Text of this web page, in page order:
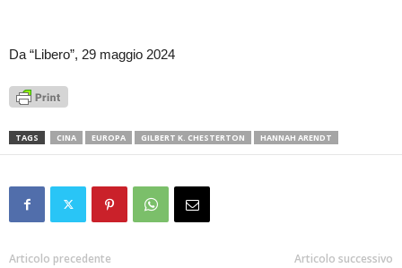
Da “Libero”, 29 maggio 2024
TAGS CINA EUROPA GILBERT K. CHESTERTON HANNAH ARENDT
Articolo precedente Articolo successivo